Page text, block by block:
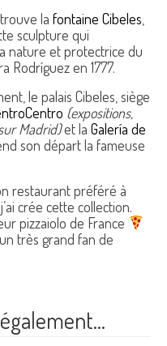
la fontaine Cibeles
sculpture qui
nature et protectrice du
Rodríguez en 1777.
le palais Cibeles, siège
(expositions,
Madrid)et la Galería de
son départ la fameuse
restaurant préféré à
crée cette collection.
pizzaiolo de France
très grand fan de